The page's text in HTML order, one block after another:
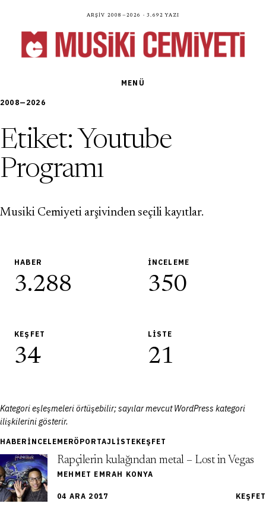
Arşiv 2008—2026 · 3.692 yazı
MENÜ
2008—2026
Etiket: Youtube
Programı
Musiki Cemiyeti arşivinden seçili kayıtlar.
HABER
3.288
İNCELEME
350
KEŞFET
34
LISTE
21
Kategori eşleşmeleri örtüşebilir; sayılar mevcut WordPress kategori
ilişkilerini gösterir.
HABER İNCELEMERÖPORTAJ LISTEKEŞFET
04 ARA 2017
Rapçilerin kulağından metal – Lost in Vegas
MEHMET EMRAH KONYA
KEŞFET